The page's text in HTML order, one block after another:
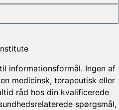
informationsformål. Ingen af
medicinsk, terapeutisk eller
råd hos din kvalificerede
spørgsmål,